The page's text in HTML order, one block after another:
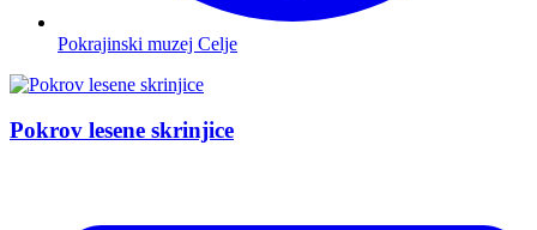
Pokrajinski muzej Celje
Pokrov lesene skrinjice